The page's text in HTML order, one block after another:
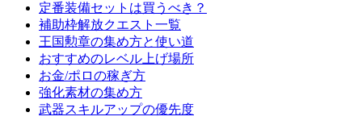
定番装備セットは買うべき？
補助枠解放クエスト一覧
王国勲章の集め方と使い道
おすすめのレベル上げ場所
お金/ポロの稼ぎ方
強化素材の集め方
武器スキルアップの優先度